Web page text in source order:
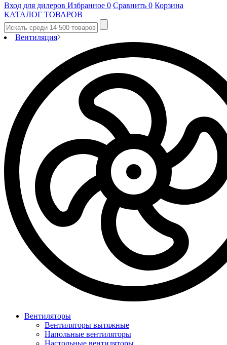
Вход для дилеров Избранное 0 Сравнить 0 Корзина
КАТАЛОГ ТОВАРОВ
Вентиляция
Вентиляторы
Вентиляторы вытяжные
Напольные вентиляторы
Настольные вентиляторы